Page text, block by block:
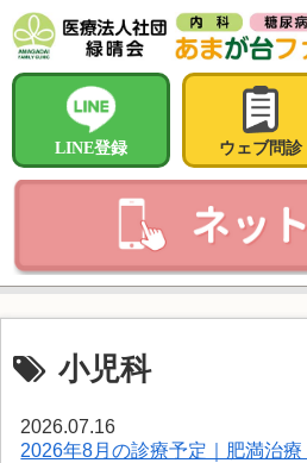
LINE登録 ウェブ問診
小児科
2026.07.16
2026年8月の診療予定｜肥満治